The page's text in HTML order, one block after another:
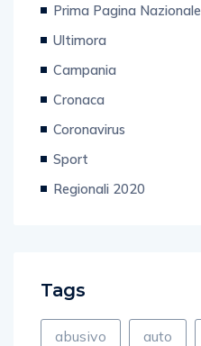
Prima Pagina Nazionale
Ultimora
Campania
Cronaca
Coronavirus
Sport
Regionali 2020
Tags
abusivo auto